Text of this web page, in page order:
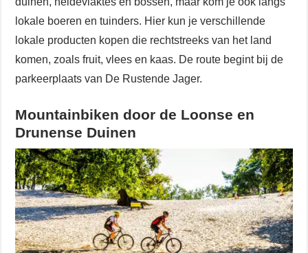
lokale boeren en tuinders. Hier kun je verschillende
lokale producten kopen die rechtstreeks van het land
komen, zoals fruit, vlees en kaas. De route begint bij de
parkeerplaats van De Rustende Jager.
Mountainbiken door de Loonse en
Drunense Duinen